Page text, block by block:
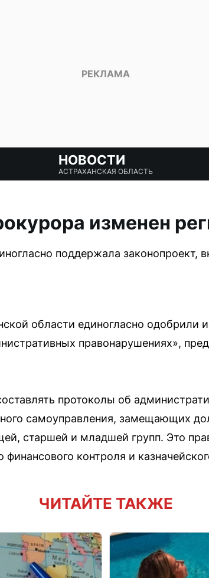
НОВОСТИ
АСТРАХАНСКАЯ ОБЛАСТЬ
изменен
поддержала законопроект,
области единогласно одобрили
правонарушениях»,
протоколы об
самоуправления, замещающих
старшей и младшей групп. Это
контроля и
ЧИТАЙТЕ ТАКЖЕ